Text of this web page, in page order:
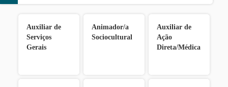
Auxiliar de
Serviços
Gerais
Animador/a
Sociocultural
Auxiliar de
Ação
Direta/Médica